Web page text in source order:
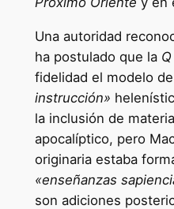
Una autoridad
ha postulado que la Q
fidelidad el modelo
instrucción»
la inclusión de
apocalíptico, pero
originaria estaba
«enseñanzas
son adiciones